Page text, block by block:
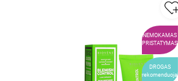
NEMOKAMAS
PRISTATYMAS
DROGAS
rekomenduoja